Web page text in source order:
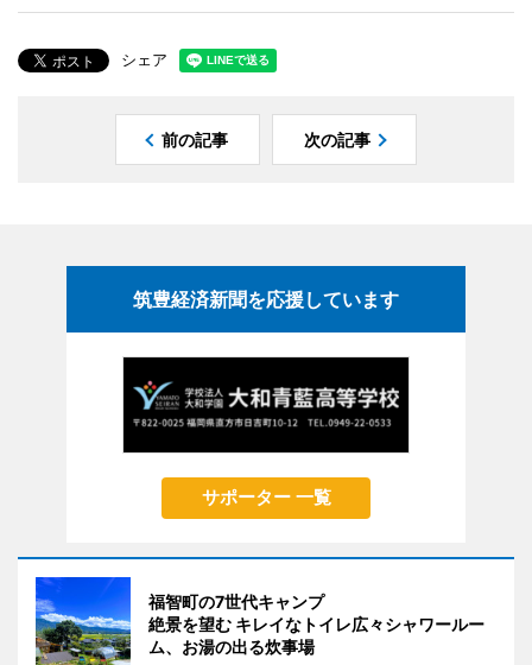
シェア
前の記事 次の記事
筑豊経済新聞を応援しています
サポーター 一覧
福智町の7世代キャンプ
絶景を望む キレイなトイレ広々シャワールー
ム、お湯の出る炊事場